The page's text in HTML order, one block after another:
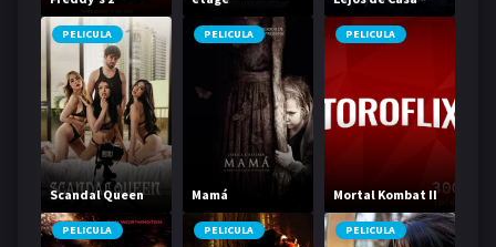
PELICULA
Scandal Queen
PELICULA
Mamá
PELICULA
Mortal Kombat II
PELICULA PELICULA PELICULA